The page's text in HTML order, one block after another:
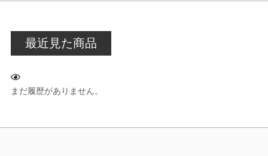
最近見た商品
まだ履歴がありません。